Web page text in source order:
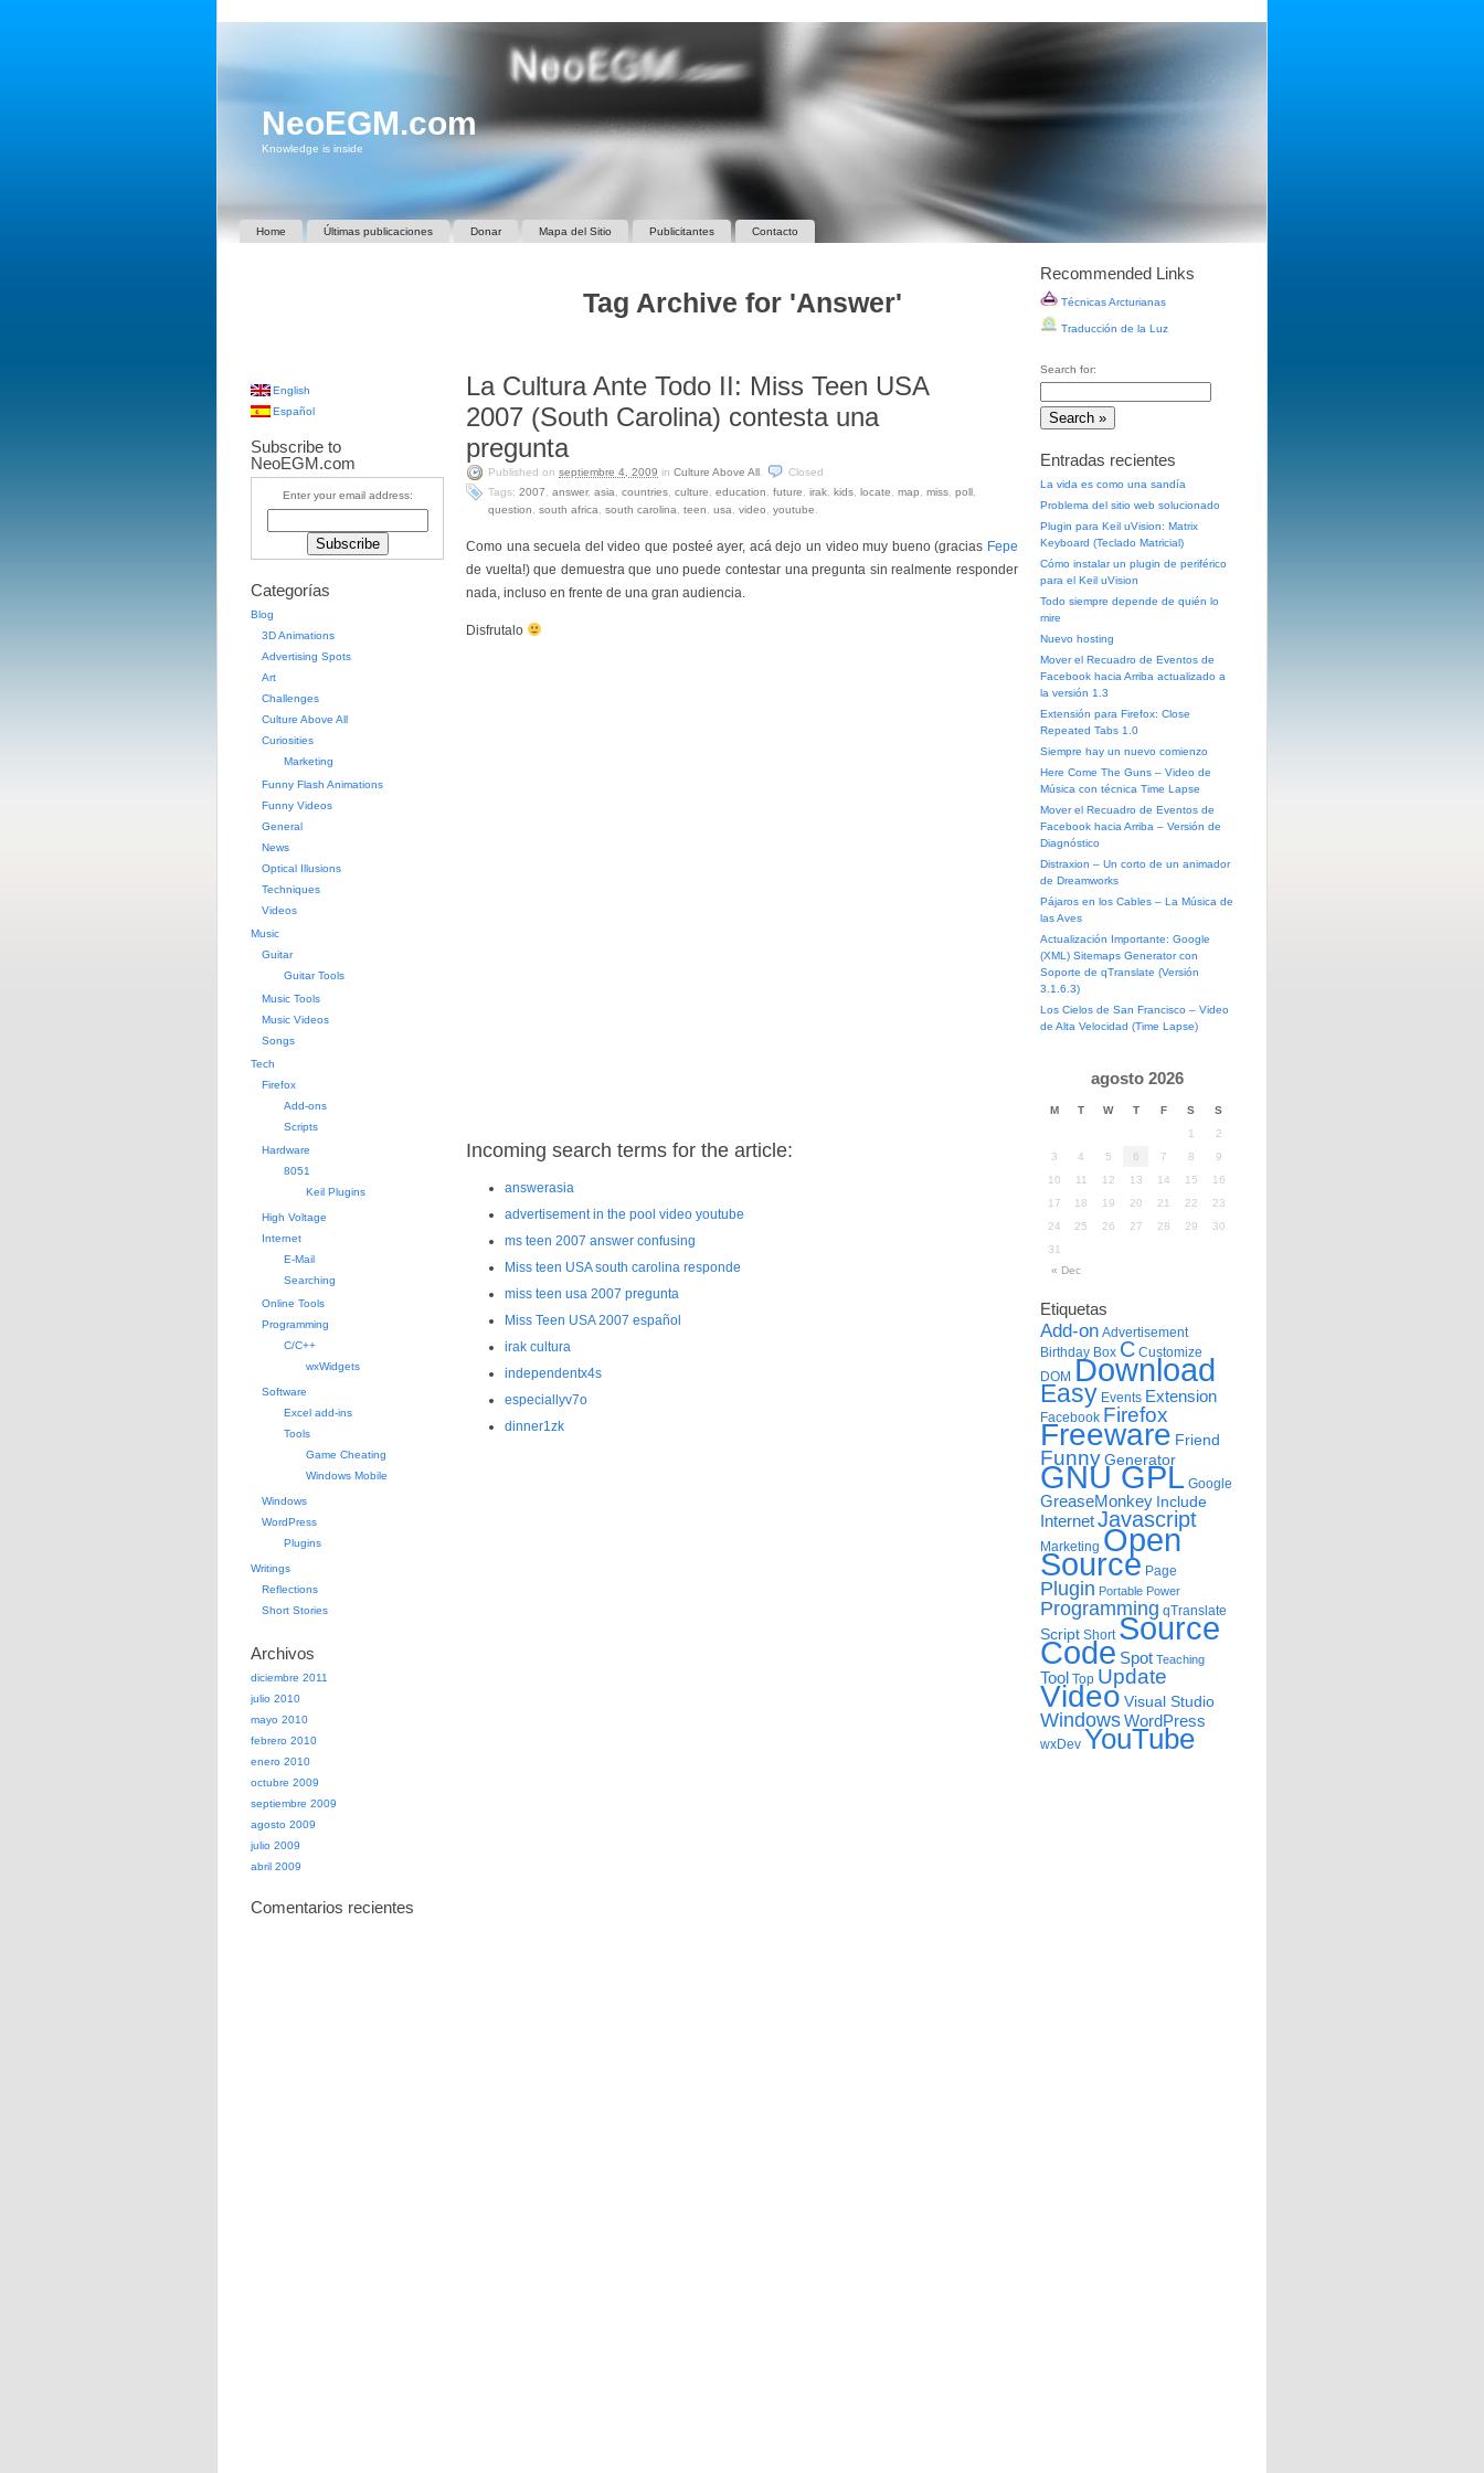
NeoEGM.com
Knowledge is inside
Home Últimas publicaciones Donar Mapa del Sitio Publicitantes Contacto
Tag Archive for 'Answer'
La Cultura Ante Todo II: Miss Teen USA
2007 (South Carolina) contesta una
pregunta
Published on septiembre 4, 2009 in Culture Above All
Closed
Tags: 2007 answer, asia countries culture education future irak kids locate map miss poll
question
south africa south carolina teen usa video youtube
Como una secuela del video que posteé ayer, acá dejo un video muy bueno (gracias Fepe
de vuelta!) que demuestra que uno puede contestar una pregunta sin realmente responder
nada, incluso en frente de una gran audiencia.
Disfrutalo
Incoming search terms for the article:
answerasia
advertisement in the pool video youtube
ms teen 2007 answer confusing
Miss teen USA south carolina responde
miss teen usa 2007 pregunta
Miss Teen USA 2007 español
irak cultura
independentx4s
especiallyv7o
dinner1zk
English
Español
Subscribe to
NeoEGM.com
Enter your email address:
Categorías
Blog
3D Animations
Advertising Spots
Art
Challenges
Culture Above All
Curiosities
Marketing
Funny Flash Animations
Funny Videos
General
News
Optical Illusions
Techniques
Videos
Music
Guitar
Guitar Tools
Music Tools
Music Videos
Songs
Tech
Firefox
Add-ons
Scripts
Hardware
8051
Keil Plugins
High Voltage
Internet
E-Mail
Searching
Online Tools
Programming
C/C++
wxWidgets
Software
Excel add-ins
Tools
Game Cheating
Windows Mobile
Windows
WordPress
Plugins
Writings
Reflections
Short Stories
Archivos
diciembre 2011
julio 2010
mayo 2010
febrero 2010
enero 2010
octubre 2009
septiembre 2009
agosto 2009
julio 2009
abril 2009
Comentarios recientes
Recommended Links
Técnicas Arcturianas
Traducción de la Luz
Search for:
Entradas recientes
La vida es como una sandía
Problema del sitio web solucionado
Plugin para Keil uVision: Matrix
Keyboard (Teclado Matricial)
Cómo instalar un plugin de periférico
para el Keil uVision
Todo siempre depende de quién lo
mire
Nuevo hosting
Mover el Recuadro de Eventos de
Facebook hacia Arriba actualizado a
la versión 1.3
Extensión para Firefox: Close
Repeated Tabs 1.0
Siempre hay un nuevo comienzo
Here Come The Guns – Video de
Música con técnica Time Lapse
Mover el Recuadro de Eventos de
Facebook hacia Arriba – Versión de
Diagnóstico
Distraxion – Un corto de un animador
de Dreamworks
Pájaros en los Cables – La Música de
las Aves
Actualización Importante: Google
(XML) Sitemaps Generator con
Soporte de qTranslate (Versión
3.1.6.3)
Los Cielos de San Francisco – Video
de Alta Velocidad (Time Lapse)
agosto 2026
M T W T F S
S
1
2
3
4 5 6 7 8
9
10
11 12 13 14 15
16
17
18 19 20 21 22
23
24
25 26 27 28 29
30
31
« Dec
Etiquetas
Add-on Advertisement
Birthday Box C Customize
DOM Download
Easy Events Extension
Facebook Firefox
Freeware Friend
Funny Generator
GNU GPL Google
GreaseMonkey Include
InternetJavascript
Marketing Open
Source Page
Plugin Portable Power
Programming qTranslate
Script Short Source
Code Spot Teaching
Tool Top Update
Video Visual Studio
WindowsWordPress
wxDev YouTube